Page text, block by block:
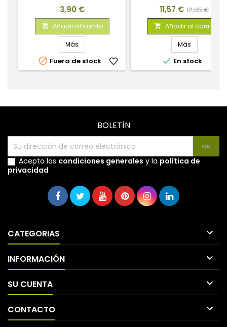
Precio
3,90 €
 Añadir al carrito
Más
 Fuera de stock favorite_border
Precio
11,57 € Precio
base
12,85 €
 Añadir al carrito
Más
 En stock
BOLETÍN
Acepto las condiciones generales y la política de
privacidad
CATEGORIAS 
INFORMACIÓN 
SU CUENTA 
CONTACTO 